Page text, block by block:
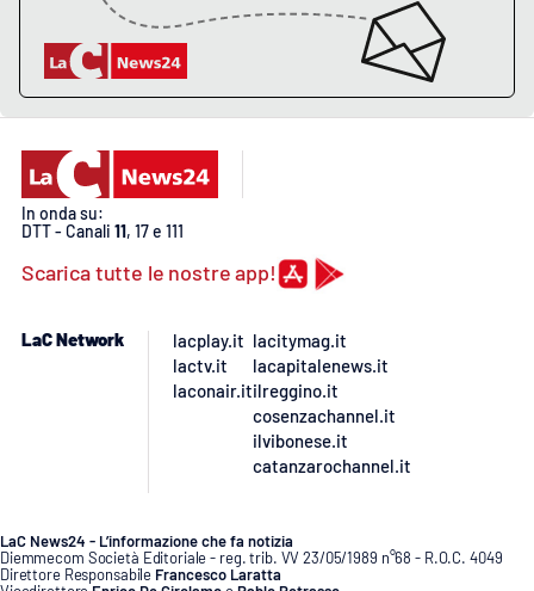
Catanzarochannel.it
APP
Android
Apple
In onda su:
DTT - Canali 11, 17 e 111
Scarica tutte le nostre app!
LaC Network
lacplay.it
lactv.it
laconair.it
lacitymag.it
lacapitalenews.it
ilreggino.it
cosenzachannel.it
ilvibonese.it
catanzarochannel.it
LaC News24 - L’informazione che fa notizia
Diemmecom Società Editoriale - reg. trib. VV 23/05/1989 n°68 - R.O.C. 4049
Direttore Responsabile Francesco Laratta